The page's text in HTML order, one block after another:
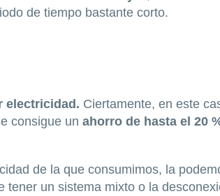
de tiempo bastante corto.
electricidad. Ciertamente, en este
consigue un ahorro de hasta el 20
de la que consumimos, la
un sistema mixto o la